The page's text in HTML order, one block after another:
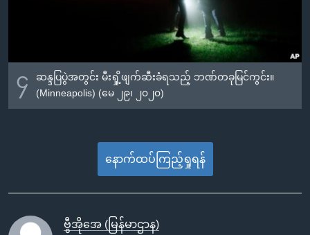
၄
ဆန္ဒပြပွဲအတွင်း မီးရှို့ဖျက်ဆီးခံရသည့် ဘဏ်တခုမြင်ကွင်း။
(Minneapolis) (မေ ၂၉၊ ၂၀၂၀)
နောက်ထပ်ကြည့်ရှုရန်
ဗွီအိုအေ (မြန်မာဌာန)